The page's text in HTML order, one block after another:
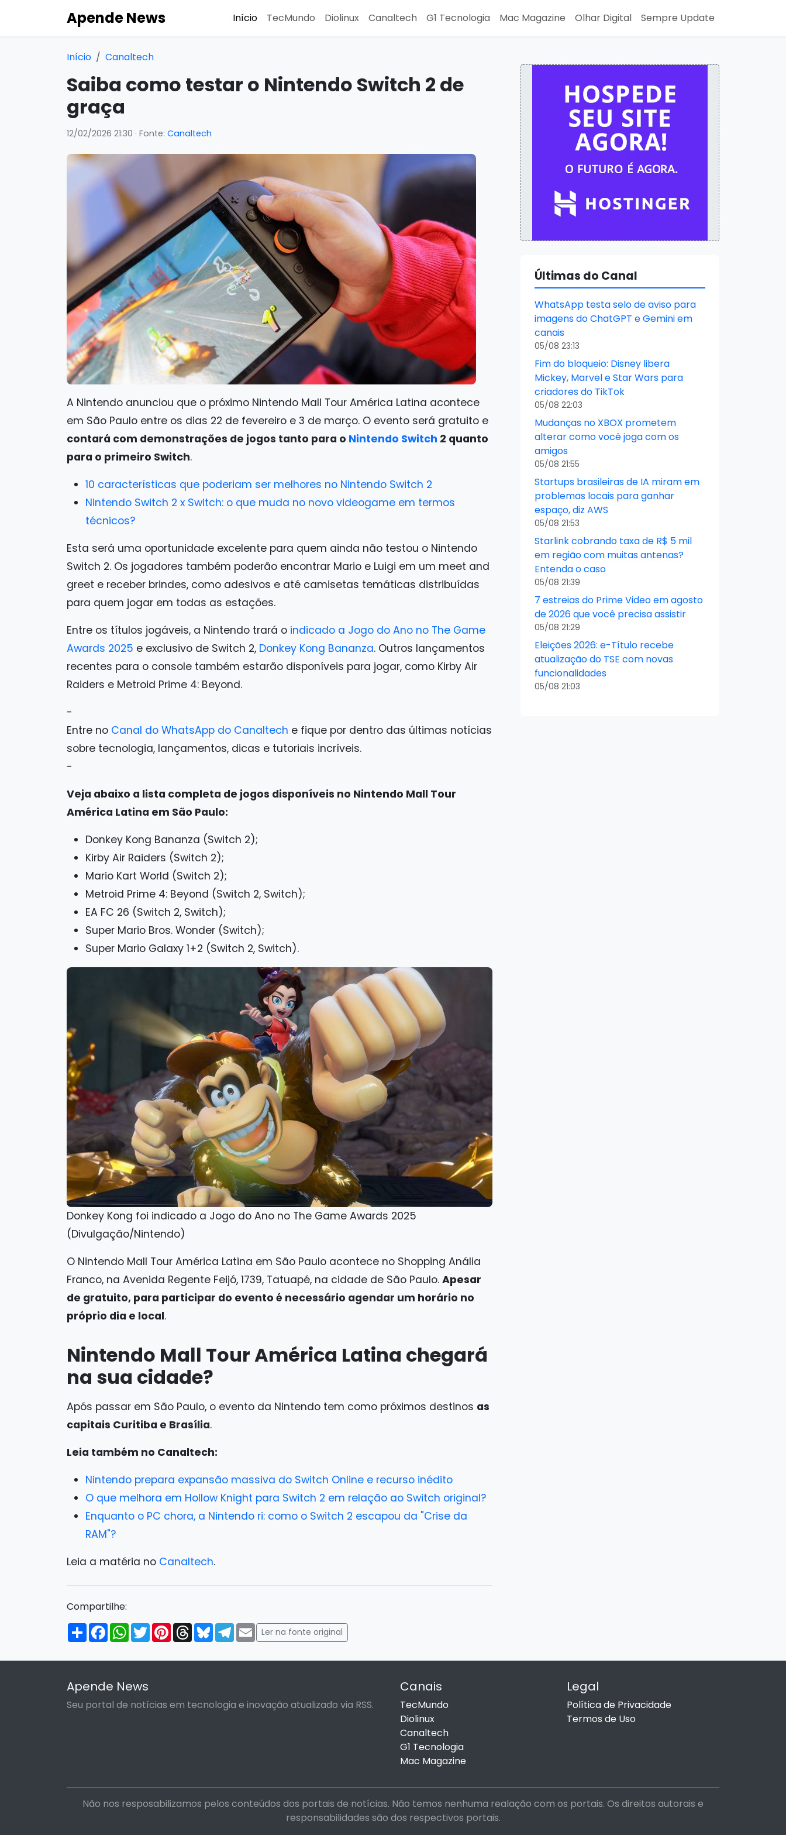
Apende News Início TecMundo Diolinux Canaltech G1 Tecnologia Mac Magazine Olhar Digital Sempre Update
Início Canaltech
Saiba como testar o Nintendo Switch 2 de
graça
12/02/2026 21:30 · Fonte: Canaltech
A Nintendo anunciou que o próximo Nintendo Mall Tour América Latina acontece
em São Paulo entre os dias 22 de fevereiro e 3 de março. O evento será gratuito e
contará com demonstrações de jogos tanto para o Nintendo Switch 2 quanto
para o primeiro Switch.
10 características que poderiam ser melhores no Nintendo Switch 2
Nintendo Switch 2 x Switch: o que muda no novo videogame em termos
técnicos?
Esta será uma oportunidade excelente para quem ainda não testou o Nintendo
Switch 2. Os jogadores também poderão encontrar Mario e Luigi em um meet and
greet e receber brindes, como adesivos e até camisetas temáticas distribuídas
para quem jogar em todas as estações.
Entre os títulos jogáveis, a Nintendo trará o indicado a Jogo do Ano no The Game
Awards 2025 e exclusivo de Switch 2, Donkey Kong Bananza. Outros lançamentos
recentes para o console também estarão disponíveis para jogar, como Kirby Air
Raiders e Metroid Prime 4: Beyond.
-
Entre no Canal do WhatsApp do Canaltech e fique por dentro das últimas notícias
sobre tecnologia, lançamentos, dicas e tutoriais incríveis.
-
Veja abaixo a lista completa de jogos disponíveis no Nintendo Mall Tour
América Latina em São Paulo:
Donkey Kong Bananza (Switch 2);
Kirby Air Raiders (Switch 2);
Mario Kart World (Switch 2);
Metroid Prime 4: Beyond (Switch 2, Switch);
EA FC 26 (Switch 2, Switch);
Super Mario Bros. Wonder (Switch);
Super Mario Galaxy 1+2 (Switch 2, Switch).
Donkey Kong foi indicado a Jogo do Ano no The Game Awards 2025
(Divulgação/Nintendo)
O Nintendo Mall Tour América Latina em São Paulo acontece no Shopping Anália
Franco, na Avenida Regente Feijó, 1739, Tatuapé, na cidade de São Paulo. Apesar
de gratuito, para participar do evento é necessário agendar um horário no
próprio dia e local.
Nintendo Mall Tour América Latina chegará
na sua cidade?
Após passar em São Paulo, o evento da Nintendo tem como próximos destinos as
capitais Curitiba e Brasília.
Leia também no Canaltech:
Nintendo prepara expansão massiva do Switch Online e recurso inédito
O que melhora em Hollow Knight para Switch 2 em relação ao Switch original?
Enquanto o PC chora, a Nintendo ri: como o Switch 2 escapou da "Crise da
RAM"?
Leia a matéria no Canaltech.
Compartilhe:
Compartilhar
FacebookWhatsApp
TwitterPinterestThreadsBlueskyTelegram
Email
Ler na fonte original
Últimas do Canal
WhatsApp testa selo de aviso para
imagens do ChatGPT e Gemini em
canais
05/08 23:13
Fim do bloqueio: Disney libera
Mickey, Marvel e Star Wars para
criadores do TikTok
05/08 22:03
Mudanças no XBOX prometem
alterar como você joga com os
amigos
05/08 21:55
Startups brasileiras de IA miram em
problemas locais para ganhar
espaço, diz AWS
05/08 21:53
Starlink cobrando taxa de R$ 5 mil
em região com muitas antenas?
Entenda o caso
05/08 21:39
7 estreias do Prime Video em agosto
de 2026 que você precisa assistir
05/08 21:29
Eleições 2026: e-Título recebe
atualização do TSE com novas
funcionalidades
05/08 21:03
Apende News
Seu portal de notícias em tecnologia e inovação atualizado via RSS.
Canais
TecMundo
Diolinux
Canaltech
G1 Tecnologia
Mac Magazine
Legal
Política de Privacidade
Termos de Uso
Não nos resposabilizamos pelos conteúdos dos portais de notícias. Não temos nenhuma realação com os portais. Os direitos autorais e
responsabilidades são dos respectivos portais.